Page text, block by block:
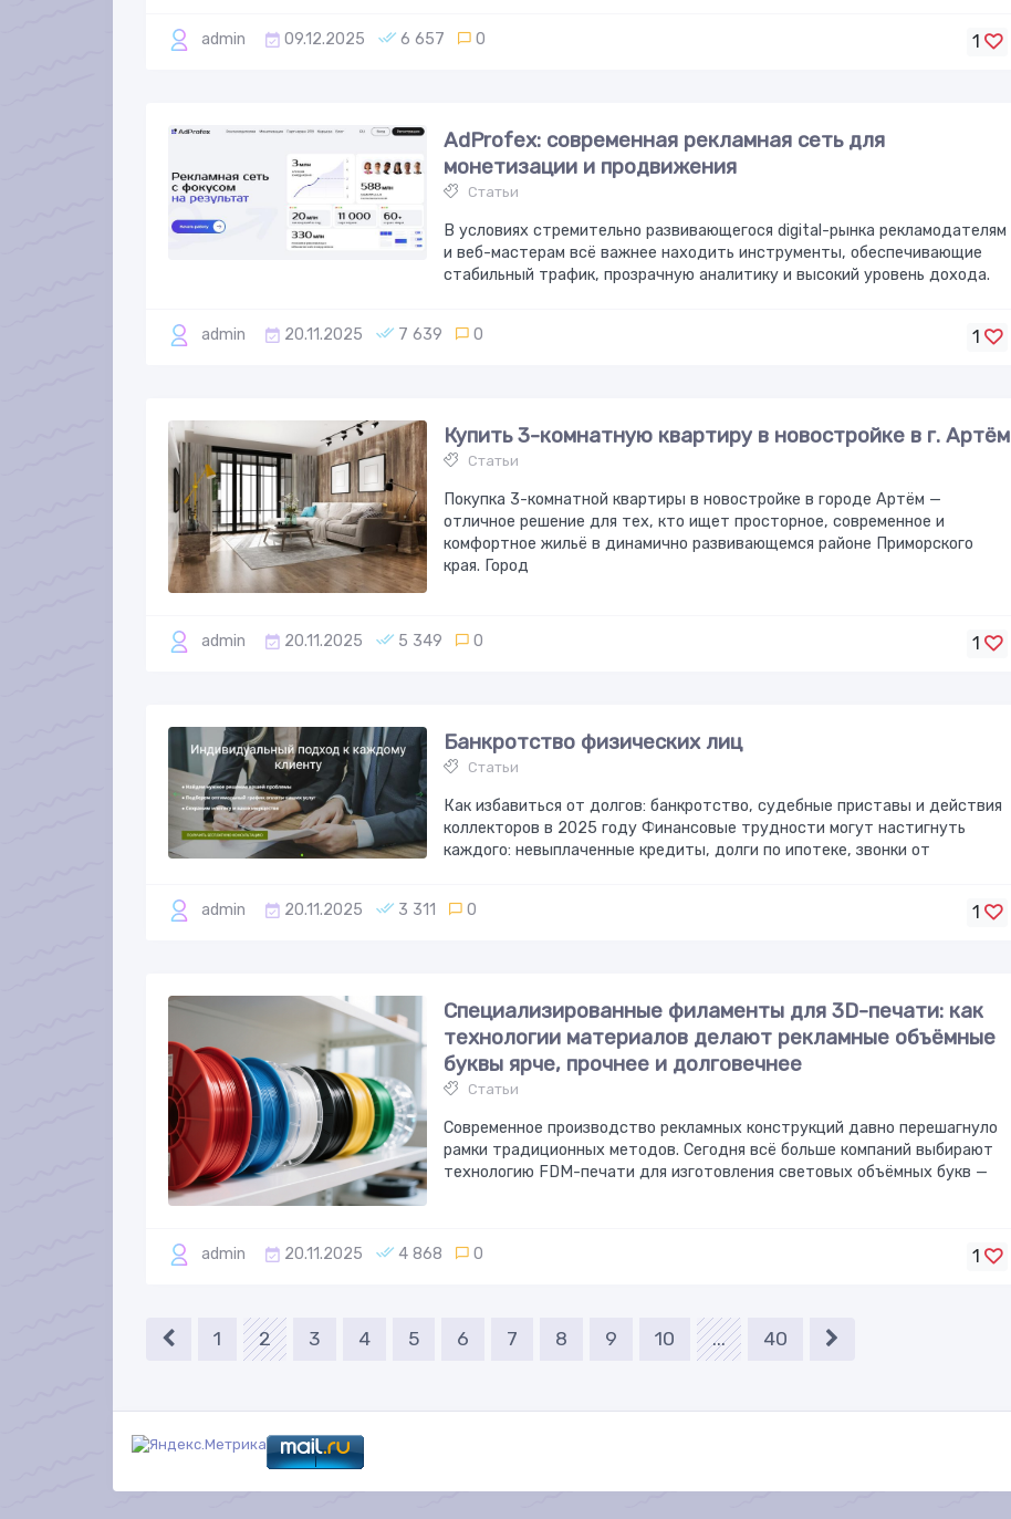
admin 09.12.2025 6 657 0 1
AdProfex: современная рекламная сеть для
монетизации и продвижения
Статьи
В условиях стремительно развивающегося digital-рынка рекламодателям
и веб-мастерам всё важнее находить инструменты, обеспечивающие
стабильный трафик, прозрачную аналитику и высокий уровень дохода.
admin 20.11.2025 7 639 0 1
Купить 3-комнатную квартиру в новостройке в г. Артём
Статьи
Покупка 3-комнатной квартиры в новостройке в городе Артём —
отличное решение для тех, кто ищет просторное, современное и
комфортное жильё в динамично развивающемся районе Приморского
края. Город
admin 20.11.2025 5 349 0 1
Банкротство физических лиц
Статьи
Как избавиться от долгов: банкротство, судебные приставы и действия
коллекторов в 2025 году Финансовые трудности могут настигнуть
каждого: невыплаченные кредиты, долги по ипотеке, звонки от
admin 20.11.2025 3 311 0 1
Специализированные филаменты для 3D-печати: как
технологии материалов делают рекламные объёмные
буквы ярче, прочнее и долговечнее
Статьи
Современное производство рекламных конструкций давно перешагнуло
рамки традиционных методов. Сегодня всё больше компаний выбирают
технологию FDM-печати для изготовления световых объёмных букв —
admin 20.11.2025 4 868 0 1
1 2 3 4 5 6 7 8 9 10 ... 40